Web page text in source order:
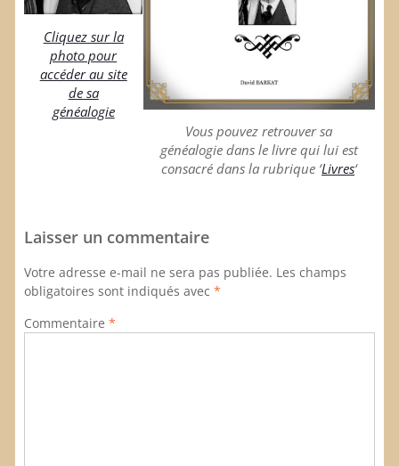
Cliquez sur la
photo pour
accéder au site
de sa
généalogie
Vous pouvez retrouver sa
généalogie dans le livre qui lui est
consacré dans la rubrique ‘Livres‘
Laisser un commentaire
Votre adresse e-mail ne sera pas publiée. Les champs
obligatoires sont indiqués avec *
Commentaire *